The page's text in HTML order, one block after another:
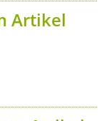
Artikel